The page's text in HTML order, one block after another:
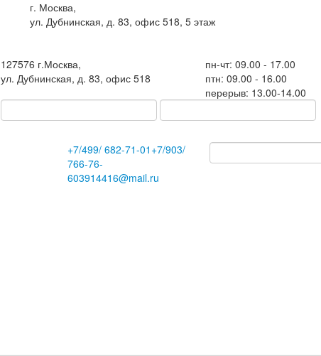
г. Москва,
ул. Дубнинская, д. 83, офис 518, 5 этаж
127576 г.Москва,
ул. Дубнинская, д. 83, офис 518
пн-чт: 09.00 - 17.00
птн: 09.00 - 16.00
перерыв: 13.00-14.00
+7/499/ 682-71-01 +7/903/
766-76-
603914416@mail.ru